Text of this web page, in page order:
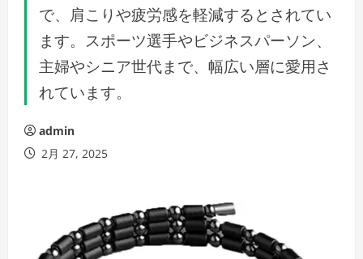
で、肩こりや疲労感を軽減するとされてい
ます。スポーツ選手やビジネスパーソン、
主婦やシニア世代まで、幅広い層に愛用さ
れています。
admin
2月 27, 2025